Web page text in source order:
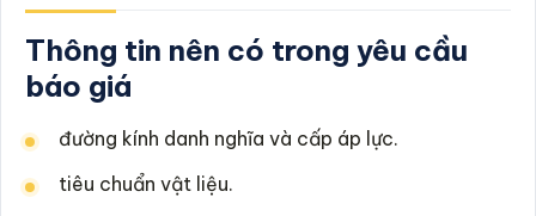
Thông tin nên có trong yêu cầu
báo giá
đường kính danh nghĩa và cấp áp lực.
tiêu chuẩn vật liệu.